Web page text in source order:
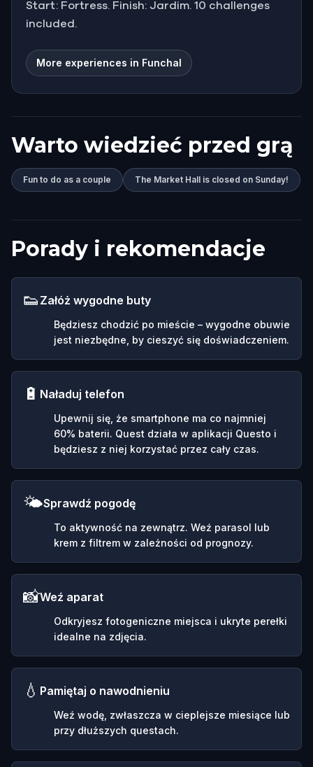
Start: Fortress. Finish: Jardim. 10 challenges
included.
More experiences in Funchal
Warto wiedzieć przed grą
Fun to do as a couple The Market Hall is closed on Sunday!
Porady i rekomendacje
👟 Załóż wygodne buty
Będziesz chodzić po mieście – wygodne obuwie
jest niezbędne, by cieszyć się doświadczeniem.
🔋 Naładuj telefon
Upewnij się, że smartphone ma co najmniej
60% baterii. Quest działa w aplikacji Questo i
będziesz z niej korzystać przez cały czas.
🌤️Sprawdź pogodę
To aktywność na zewnątrz. Weź parasol lub
krem z filtrem w zależności od prognozy.
📸Weź aparat
Odkryjesz fotogeniczne miejsca i ukryte perełki
idealne na zdjęcia.
💧 Pamiętaj o nawodnieniu
Weź wodę, zwłaszcza w cieplejsze miesiące lub
przy dłuższych questach.